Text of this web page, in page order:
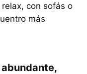
con sofás o
más